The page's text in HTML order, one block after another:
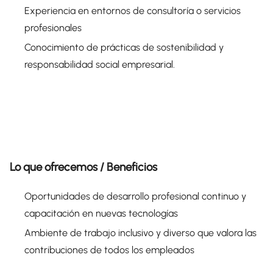
Experiencia en entornos de consultoría o servicios
profesionales
Conocimiento de prácticas de sostenibilidad y
responsabilidad social empresarial.
Lo que ofrecemos / Beneficios
Oportunidades de desarrollo profesional continuo y
capacitación en nuevas tecnologías
Ambiente de trabajo inclusivo y diverso que valora las
contribuciones de todos los empleados